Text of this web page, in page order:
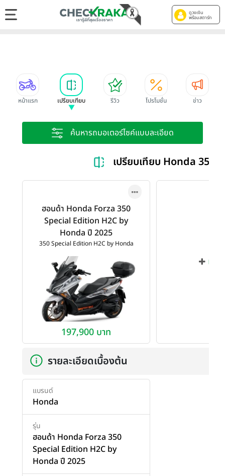
ดูวงเงิน
พร้อมสตาร์ท
หน้าแรก เปรียบเทียบ รีวิว โปรโมชั่น ข่าว
ค้นหารถมอเตอร์ไซค์แบบละเอียด
เปรียบเทียบ Honda 350
ฮอนด้า Honda Forza 350
Special Edition H2C by
Honda ปี 2025
350 Special Edition H2C by Honda
197,900 บาท
เพิ่
รายละเอียดเบื้องต้น
แบรนด์
Honda
รุ่น
ฮอนด้า Honda Forza 350
Special Edition H2C by
Honda ปี 2025